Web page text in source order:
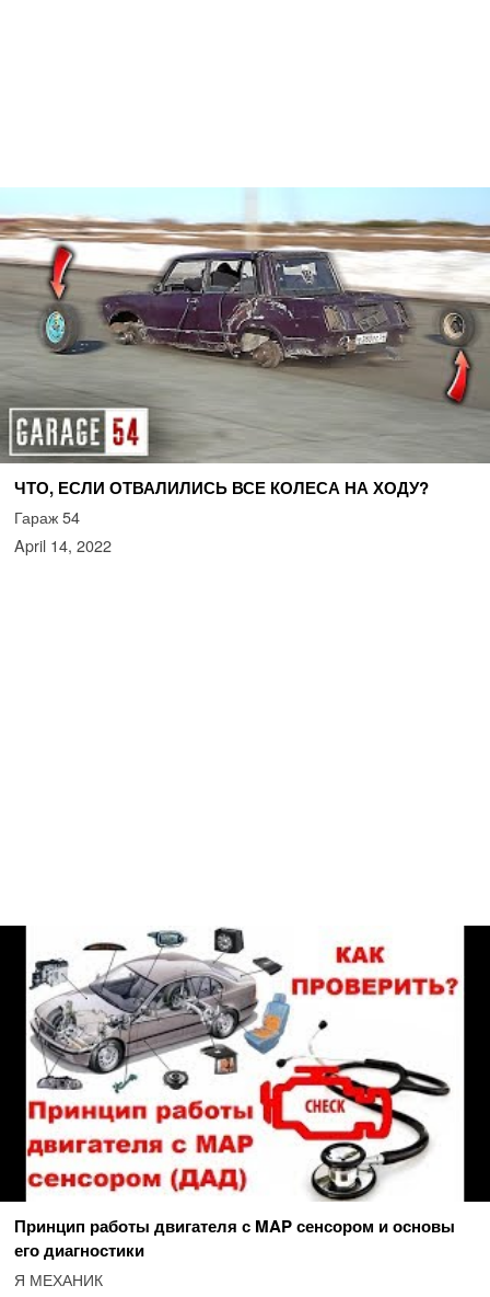
ЧТО, ЕСЛИ ОТВАЛИЛИСЬ ВСЕ КОЛЕСА НА ХОДУ?
Гараж 54
April 14, 2022
Принцип работы двигателя с MAP сенсором и основы
его диагностики
Я МЕХАНИК